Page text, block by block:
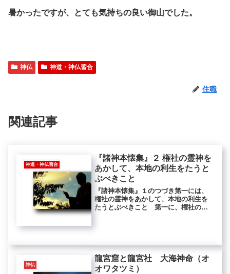
暑かったですが、とても気持ちの良い御山でした。
神仏 神道・神仏習合
住職
関連記事
神道・神仏習合
『諸神本懐集』２ 権社の霊神を
あかして、本地の利生をたうと
ぶべきこと
『諸神本懐集』１のつづき第一には、
権社の霊神をあかして、本地の利生を
たうとぶべきこと 第一に、権社の霊
は...
神仏
龍宮窟と龍宮社 大海神命（オ
オワタツミ）